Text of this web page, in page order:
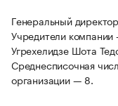
Генеральный
Учредители компании
Угрехелидзе Шота
Среднесписочная
организации — 8.